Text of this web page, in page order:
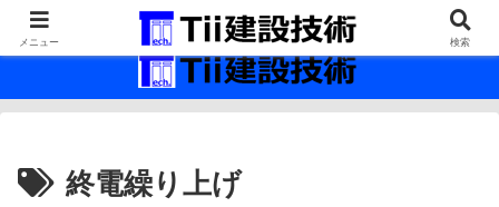
最新の建設技術の情報インフラ。
終電繰り上げ
メニュー 検索